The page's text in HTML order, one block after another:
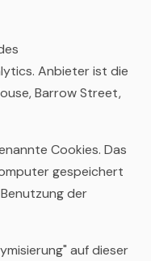
Anbieter ist die
Barrow Street,
Cookies. Das
gespeichert
der
auf dieser